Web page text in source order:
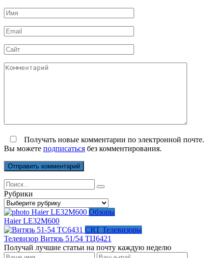
Имя
*
Email
*
Сайт
Комментарий
Получать новые комментарии по электронной почте.
Вы можете подписаться без комментирования.
Search
for:
Рубрики
Рубрики
Обзоры
Haier LE32M600
CRT Телевизоры
Телевизор Витязь 51/54 TЦ6421
Получай лучшие статьи на почту каждую неделю